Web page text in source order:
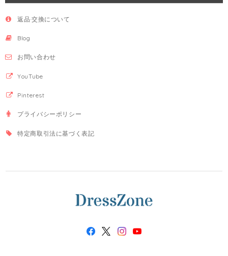
返品·交換について
Blog
お問い合わせ
YouTube
Pinterest
プライバシーポリシー
特定商取引法に基づく表記